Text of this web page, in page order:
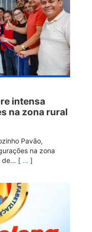
intensa
na zona rural
Pavão,
na zona
de… [ … ]